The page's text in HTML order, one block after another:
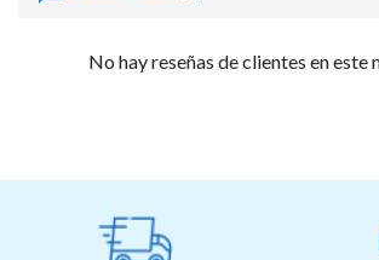
No hay reseñas de clientes en este